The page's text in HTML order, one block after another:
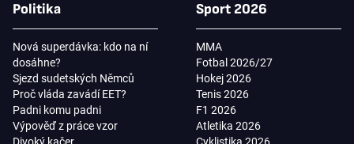
Politika
Nová superdávka: kdo na ní
dosáhne?
Sjezd sudetských Němců
Proč vláda zavádí EET?
Padni komu padni
Výpověď z práce vzor
Sport 2026
MMA
Fotbal 2026/27
Hokej 2026
Tenis 2026
F1 2026
Atletika 2026